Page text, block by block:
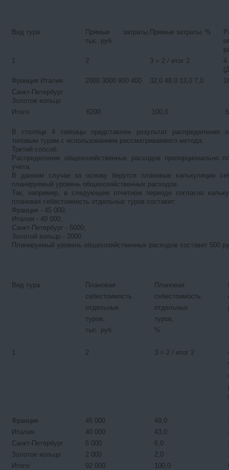
Вид тура
Прямые затраты,
тыс. руб.
Прямые затраты, %
1
2 3 = 2 / итог 2
Франция Италия
Санкт-Петербург
Золотое кольцо
2000 3000 800 400 32,0 48,0 13,0 7,0
Итого 6200 100,0
В столбце 4 таблицы представлен результат распределения
типовым турам с использованием рассматриваемого метода.
Третий способ.
Распределение общехозяйственных расходов пропорционально
учета.
В данном случае за основу берутся плановые калькуляции
планируемый уровень общехозяйственных расходов.
Так, например, в следующем отчетном периоде согласно
плановая себестоимость отдельных туров составит:
Франция - 45 000;
Италия - 40 000;
Санкт-Петербург - 5000;
Золотой кольцо - 2000.
Планируемый уровень общехозяйственных расходов составит 500
Вид тура Плановая Плановая
себестоимость
себестоимость
отдельных
отдельных
туров,
туров,
тыс. руб.
%
1 2 3 = 2 / итог 2
Франция
45 000 49,0
Италия
40 000 43,0
Санкт-Петербург
5 000 6,0
Золотое кольцо
2 000 2,0
Итого
92 000 100,0